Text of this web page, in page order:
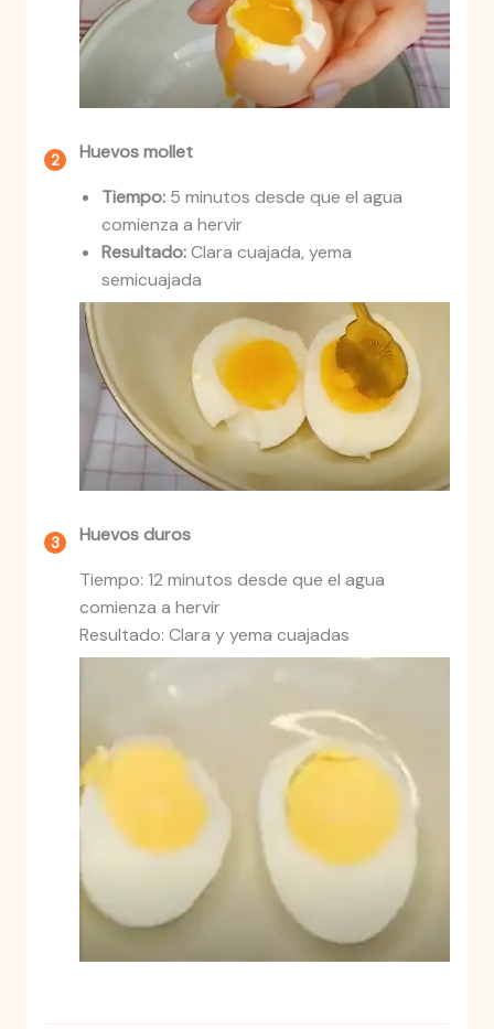
Huevos mollet
Tiempo:5 minutos desde que el agua
comienza a hervir
Resultado:Clara cuajada, yema
semicuajada
Huevos duros
Tiempo: 12 minutos desde que el agua
comienza a hervir
Resultado: Clara y yema cuajadas